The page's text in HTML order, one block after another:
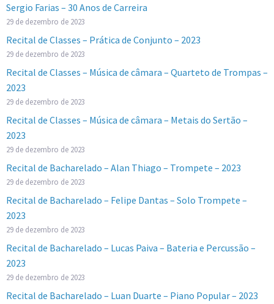
Sergio Farias – 30 Anos de Carreira
29 de dezembro de 2023
Recital de Classes – Prática de Conjunto – 2023
29 de dezembro de 2023
Recital de Classes – Música de câmara – Quarteto de Trompas –
2023
29 de dezembro de 2023
Recital de Classes – Música de câmara – Metais do Sertão –
2023
29 de dezembro de 2023
Recital de Bacharelado – Alan Thiago – Trompete – 2023
29 de dezembro de 2023
Recital de Bacharelado – Felipe Dantas – Solo Trompete –
2023
29 de dezembro de 2023
Recital de Bacharelado – Lucas Paiva – Bateria e Percussão –
2023
29 de dezembro de 2023
Recital de Bacharelado – Luan Duarte – Piano Popular – 2023